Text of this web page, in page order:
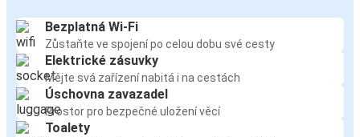
Bezplatná Wi-Fi
Zůstaňte ve spojení po celou dobu své cesty
Elektrické zásuvky
Mějte svá zařízení nabitá i na cestách
Úschovna zavazadel
Prostor pro bezpečné uložení věcí
Toalety